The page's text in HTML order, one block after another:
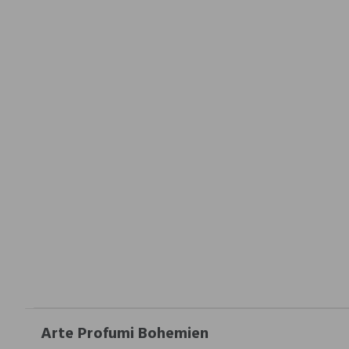
Arte Profumi Bohemien